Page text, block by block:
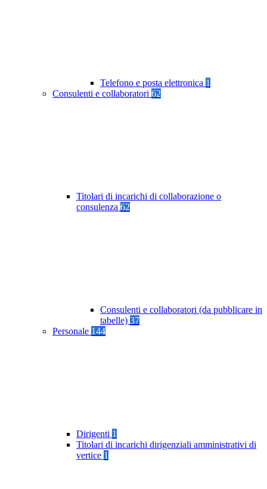
Telefono e posta elettronica 1
Consulenti e collaboratori 62
Titolari di incarichi di collaborazione o
consulenza 62
Consulenti e collaboratori (da pubblicare in
tabelle) 37
Personale 144
Dirigenti 1
Titolari di incarichi dirigenziali amministrativi di
vertice 1